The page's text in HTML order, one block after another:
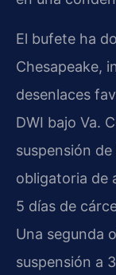
El bufete ha
Chesapeake,
desenlaces
DWI bajo Va.
suspensión
obligatoria de
5 días de
Una segunda
suspensión a